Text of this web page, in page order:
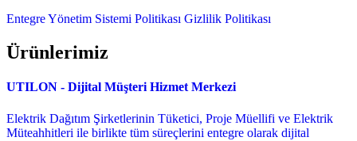
Entegre Yönetim Sistemi Politikası Gizlilik Politikası
Ürünlerimiz
UTILON - Dijital Müşteri Hizmet Merkezi
Elektrik Dağıtım Şirketlerinin Tüketici, Proje Müellifi ve Elektrik
Müteahhitleri ile birlikte tüm süreçlerini entegre olarak dijital